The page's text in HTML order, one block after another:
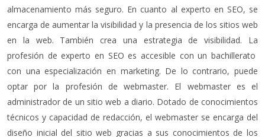
almacenamiento más seguro. En cuanto al experto en SEO, se
encarga de aumentar la visibilidad y la presencia de los sitios web
en la web. También crea una estrategia de visibilidad. La
profesión de experto en SEO es accesible con un bachillerato
con una especialización en marketing. De lo contrario, puede
optar por la profesión de webmaster. El webmaster es el
administrador de un sitio web a diario. Dotado de conocimientos
técnicos y capacidad de redacción, el webmaster se encarga del
diseño inicial del sitio web gracias a sus conocimientos de los